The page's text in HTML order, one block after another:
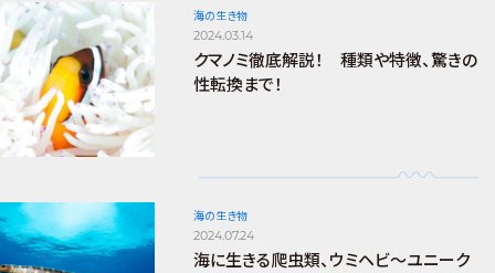
海の生き物
2024.03.14
クマノミ徹底解説！ 種類や特徴、驚きの
性転換まで！
海の生き物
2024.07.24
海に生きる爬虫類、ウミヘビ～ユニーク